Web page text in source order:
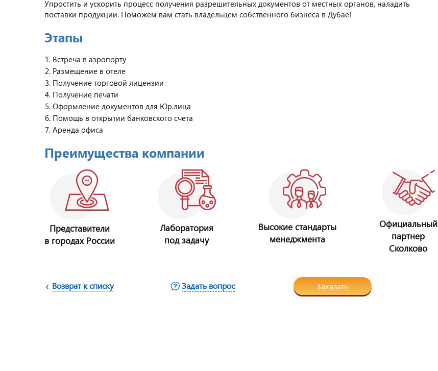
Упростить и ускорить процесс получения разрешительных документов от местных органов, наладить
поставки продукции. Поможем вам стать владельцем собственного бизнеса в Дубае!
Этапы
Встреча в аэропорту
Размещение в отеле
Получение торговой лицензии
Получение печати
Оформление документов для Юр.лица
Помощь в открытии банковского счета
Аренда офиса
Преимущества компании
Представители
в городах России
Лаборатория
под задачу
Высокие стандарты
менеджмента
Официальный
партнер
Сколково
Возврат к списку Задать вопрос Заказать